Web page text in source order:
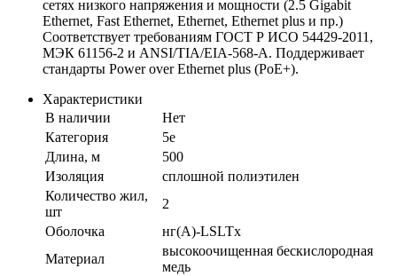
сетях низкого напряжения и мощности (2.5 Gigabit
Ethernet, Fast Ethernet, Ethernet, Ethernet plus и пр.)
Соответствует требованиям ГОСТ Р ИСО 54429-2011,
МЭК 61156-2 и ANSI/TIA/EIA-568-A. Поддерживает
стандарты Power over Ethernet plus (PoE+).
Характеристики
В наличии
Нет
Категория
5e
Длина, м
500
Изоляция
сплошной полиэтилен
Количество жил,
шт
2
Оболочка
нг(А)-LSLTx
Материал
высокоочищенная бескислородная
медь